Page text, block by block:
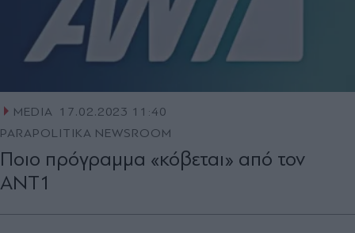
MEDIA 17.02.2023 11:40
PARAPOLITIKA NEWSROOM
Ποιο πρόγραμμα «κόβεται» από τον
ΑΝΤ1